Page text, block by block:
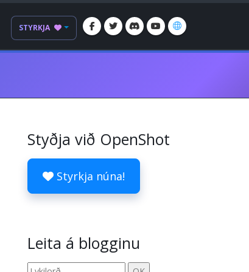
STYRKJA
Styðja við OpenShot
Styrkja núna!
Leita á blogginu